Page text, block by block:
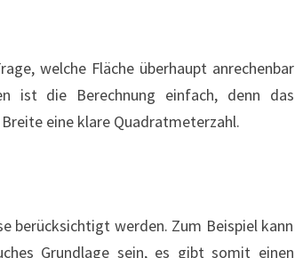
welche Fläche überhaupt anrechenbar
ist die Berechnung einfach, denn das
eine klare Quadratmeterzahl.
berücksichtigt werden. Zum Beispiel kann
Grundlage sein, es gibt somit einen